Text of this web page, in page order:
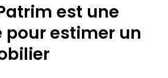
est une
pour estimer un